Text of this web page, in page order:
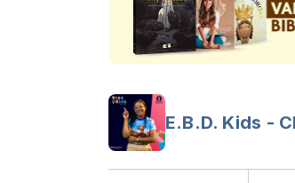
E.B.D. Kids -